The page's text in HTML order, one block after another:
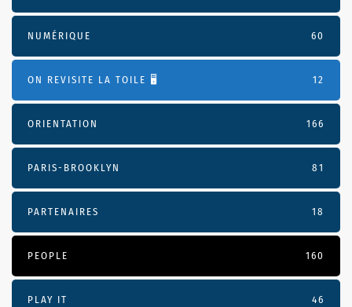
NUMÉRIQUE 60
ON REVISITE LA TOILE 🖥️ 12
ORIENTATION 166
PARIS-BROOKLYN 81
PARTENAIRES 18
PEOPLE 160
PLAY IT 46